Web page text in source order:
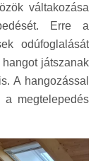
váltakozása
Erre a
odúfoglalását
játszanak
A hangozással
a megtelepedés